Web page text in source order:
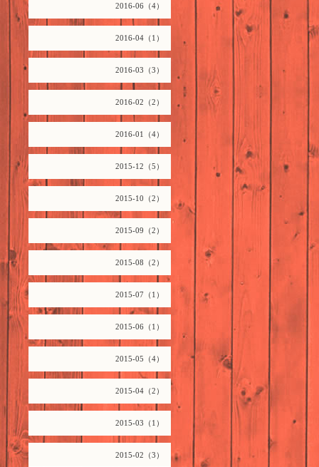
2016-06（4）
2016-04（1）
2016-03（3）
2016-02（2）
2016-01（4）
2015-12（5）
2015-10（2）
2015-09（2）
2015-08（2）
2015-07（1）
2015-06（1）
2015-05（4）
2015-04（2）
2015-03（1）
2015-02（3）